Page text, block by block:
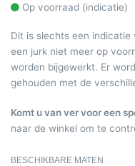
Op voorraad (indicatie)
Dit is slechts een
een jurk niet meer op
worden bijgewerkt. Er
gehouden met de
Komt u van ver voor een
naar de winkel om te
BESCHIKBARE MATEN